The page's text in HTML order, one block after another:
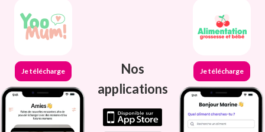
Je télécharge
Nos
applications
Je télécharge